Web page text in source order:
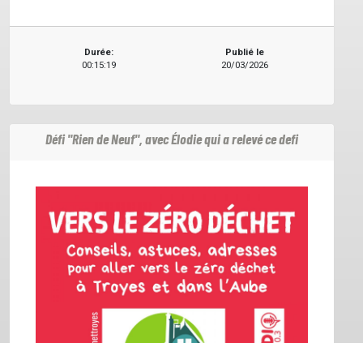
Durée:
00:15:19
Publié le
20/03/2026
Défi "Rien de Neuf", avec Élodie qui a relevé ce defi